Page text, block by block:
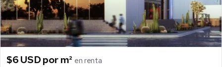
$6 USD por m² en renta